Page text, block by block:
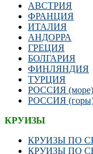
АВСТРИЯ
ФРАНЦИЯ
ИТАЛИЯ
АНДОРРА
ГРЕЦИЯ
БОЛГАРИЯ
ФИНЛЯНДИЯ
ТУРЦИЯ
РОССИЯ (море)
РОССИЯ
КРУИЗЫ
КРУИЗЫ ПО
КРУИЗЫ ПО